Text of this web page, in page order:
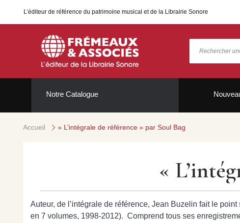
L’éditeur de référence du patrimoine musical et de la Librairie Sonore
Notre Catalogue
Accueil « L’intégrale de référence » par Soul Bag
«
Auteur, de l’intégrale de référence, Jean Buzelin fait le
en 7 volumes, 1998-2012). Comprend tous ses